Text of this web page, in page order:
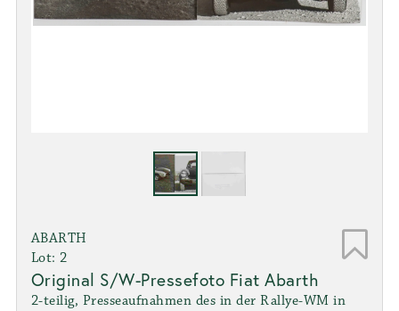
ABARTH
Lot: 2
Original S/W-Pressefoto Fiat Abarth
2-teilig, Presseaufnahmen des in der Rallye-WM in